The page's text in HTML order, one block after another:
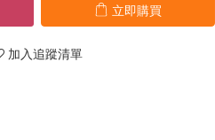
立即購買
加入追蹤清單